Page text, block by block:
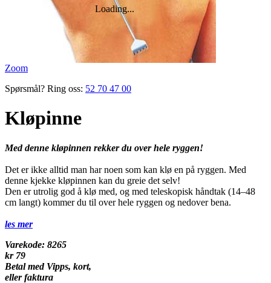
Zoom
Spørsmål? Ring oss: 52 70 47 00
Kløpinne
Med denne kløpinnen rekker du over hele ryggen!
Det er ikke alltid man har noen som kan klø en på ryggen. Med
denne kjekke kløpinnen kan du greie det selv!
Den er utrolig god å klø med, og med teleskopisk håndtak (14–48
cm langt) kommer du til over hele ryggen og nedover bena.
les mer
Varekode: 8265
kr 79
Betal med Vipps, kort,
eller faktura